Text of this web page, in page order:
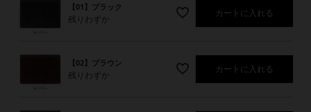
【01】ブラック
残りわずか
カートに入れる
【02】ブラウン
残りわずか
カートに入れる